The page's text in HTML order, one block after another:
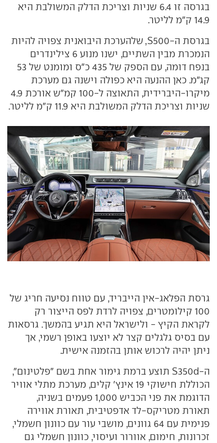
בגרסה זו 6.4 שניות וצריכת הדלק המשולבת היא
14.9 ק"מ לליטר.
בגרסת ה-S500, שלהערכת היבואנית צפויה להיות
הנמכרת מבין השתיים, ישנו מנוע 6 צילינדרים
בנפח דומה, עם הספק של 435 כ"ס ומומנט של 53
קג"מ. כאן ההנעה היא כפולה וישנה גם מערכת
מיקרו-היברידית, התאוצה ל-100 קמ"ש אורכת 4.9
שניות וצריכת הדלק המשולבת היא 11.9 ק"מ לליטר.
גרסת הפלאג-אין הייבריד, עם טווח נסיעה חריג של
100 קילומטרים, צפויה לרדת לפס הייצור רק
לקראת הקיץ - ולישראל היא תגיע בהמשך. גרסאות
עם בסיס גלגלים קצר לא יוצעו באופן רשמי, אך
ניתן יהיה לרכוש אותן בהזמנה אישית.
ה-S350d תוצע ברמת גימור אחת בשם "פלטינום",
הכוללת חישוקי 19 אינץ' קלים, מערכת מתלי אוויר
הדוגמת את פני הכביש 1,000 פעמים בשניה,
תאורת מטריקס-לד אדפטיבית, תאורת אווירה
פנימית עם 64 גוונים, מושבי עור עם כוונון חשמלי,
זכרונות, חימום, אוורור ועיסוי, כוונון חשמלי גם